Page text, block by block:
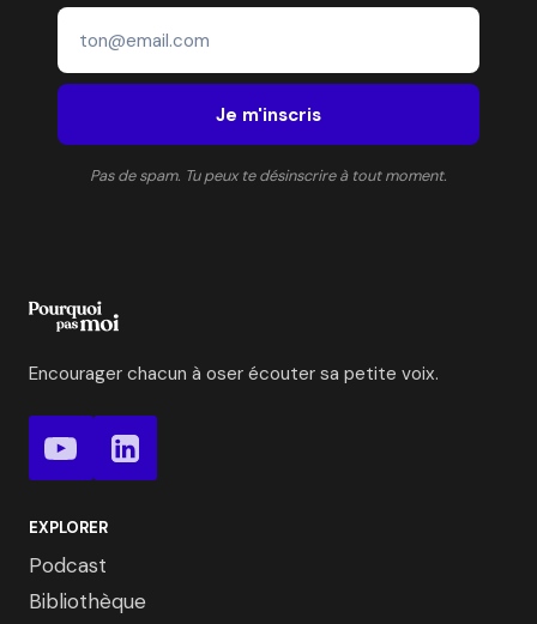
Je m'inscris
Pas de spam. Tu peux te désinscrire à tout moment.
Encourager chacun à oser écouter sa petite voix.
EXPLORER
Podcast
Bibliothèque